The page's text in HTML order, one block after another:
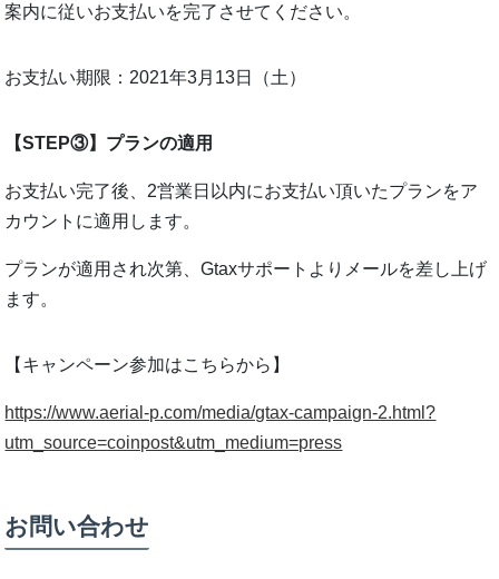
案内に従いお支払いを完了させてください。
お支払い期限：2021年3月13日（土）
【STEP③】プランの適用
お支払い完了後、2営業日以内にお支払い頂いたプランをア
カウントに適用します。
プランが適用され次第、Gtaxサポートよりメールを差し上げ
ます。
【キャンペーン参加はこちらから】
https://www.aerial-p.com/media/gtax-campaign-2.html?
utm_source=coinpost&utm_medium=press
お問い合わせ